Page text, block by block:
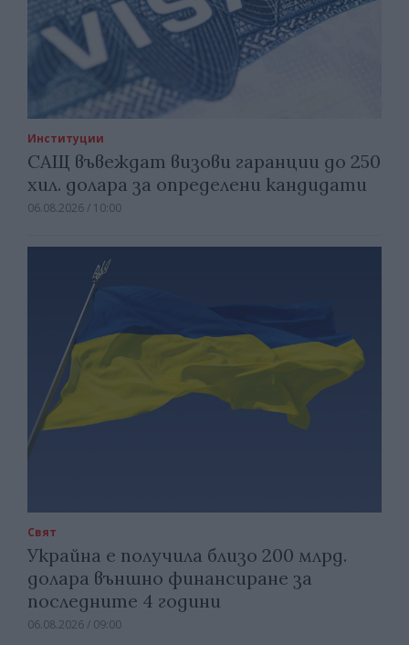
Институции
САЩ въвеждат визови гаранции до 250
хил. долара за определени кандидати
06.08.2026 / 10:00
Свят
Украйна е получила близо 200 млрд.
долара външно финансиране за
последните 4 години
06.08.2026 / 09:00